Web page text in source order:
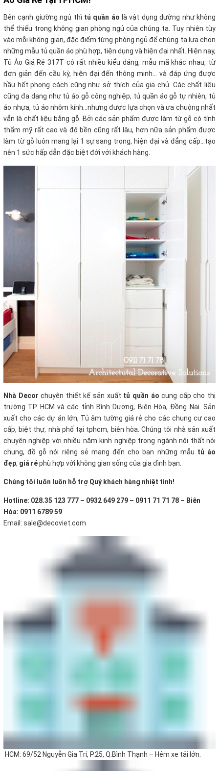
Bên cạnh giường ngủ thì tủ quần áo là vật dụng dường như không
thể thiếu trong không gian phòng ngủ của chúng ta. Tuy nhiên tùy
vào mỗi không gian, đặc điểm từng phòng ngủ để chúng ta lựa chọn
những mẫu tủ quần áo phù hợp, tiện dụng và hiện đại nhất. Hiện nay,
Tủ Áo Giá Rẻ 317T có rất nhiều kiểu dáng, mẫu mã khác nhau, từ
đơn giản đến cầu kỳ, hiện đại đến thông minh... và đáp ứng được
hầu hết phong cách cũng như sở thích của gia chủ. Các chất liệu
cũng đa dạng như tủ áo gỗ công nghiệp, tủ quần áo gỗ tự nhiên, tủ
áo nhựa, tủ áo nhôm kính...nhưng được lựa chọn và ưa chuộng nhất
vẫn là chất liệu bằng gỗ. Bởi các sản phẩm được làm từ gỗ có tính
thẩm mỹ rất cao và độ bền cũng rất lâu, hơn nữa sản phẩm được
làm từ gỗ luôn mang lại 1 sự sang trọng, hiện đại và đẳng cấp...tạo
nên 1 sức hấp dẫn đặc biệt đới với khách hàng.
Nhà Decor chuyên thiết kế sản xuất tủ quần áo cung cấp cho thị
trường TP HCM và các tỉnh Bình Dương, Biên Hòa, Đồng Nai. Sản
xuất cho các dự án lớn, Tủ âm tường giá rẻ cho các chung cư cao
cấp, biệt thự, nhà phố tại tphcm, biên hòa. Chúng tôi nhà sản xuất
chuyên nghiệp với nhiều năm kinh nghiệp trong ngành nội thất nói
chung, đồ gỗ nói riêng sẻ mang đến cho bạn những mẫu tủ áo
đẹp, giá rẻphù hợp với không gian sống của gia đình bạn.
Chúng tôi luôn luôn hỗ trợ Quý khách hàng nhiệt tình!
Hotline: 028.35 123 777 – 0932 649 279 – 0911 71 71 78 – Biên
Hòa: 0911 6789 59
Email: sale@decoviet.com
HCM: 69/52 Nguyễn Gia Trí, P.25, Q.Bình Thạnh – Hẻm xe tải lớn.